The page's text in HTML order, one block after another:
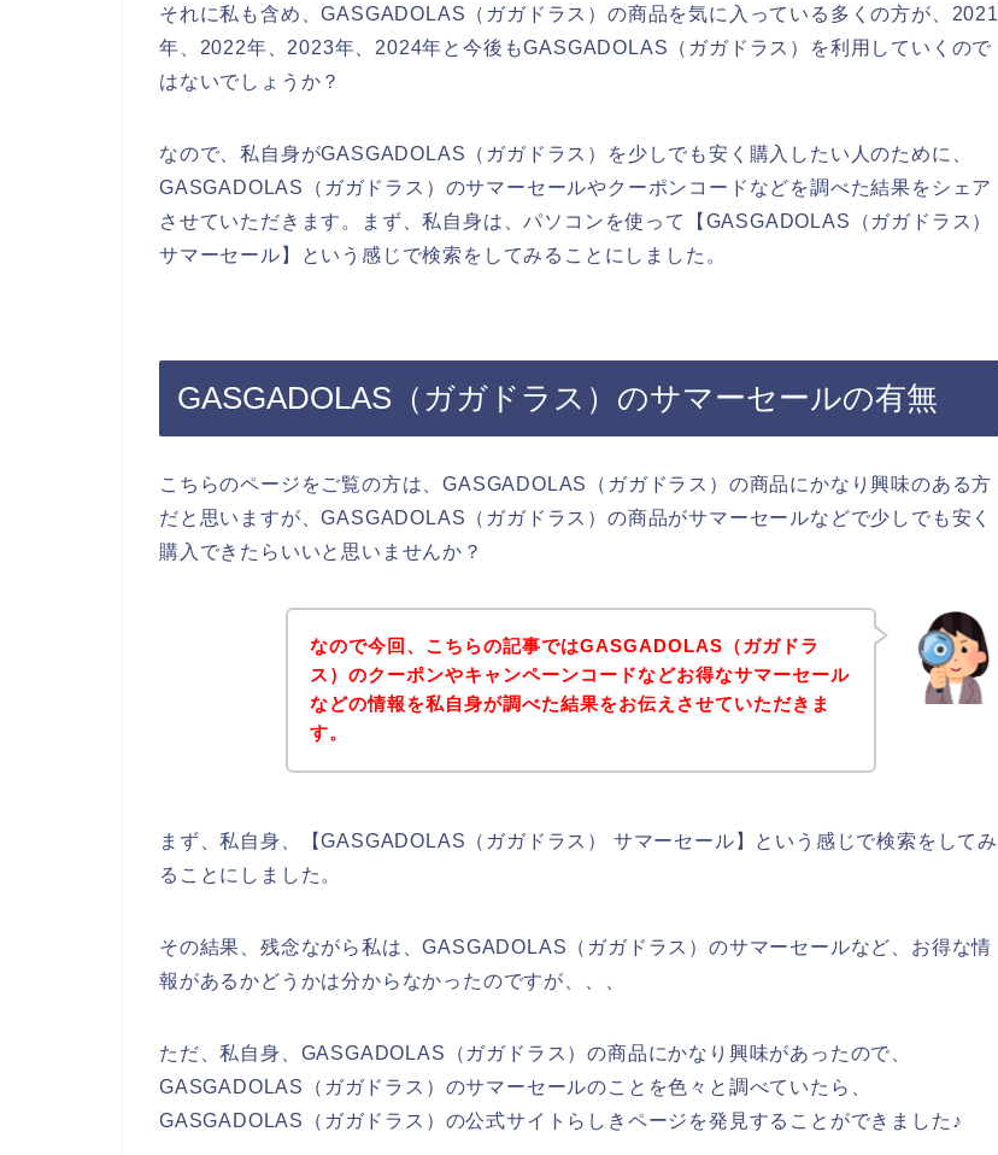
それに私も含め、GASGADOLAS（ガガドラス）の商品を気に入っている多くの方が、2021
年、2022年、2023年、2024年と今後もGASGADOLAS（ガガドラス）を利用していくので
はないでしょうか？
なので、私自身がGASGADOLAS（ガガドラス）を少しでも安く購入したい人のために、
GASGADOLAS（ガガドラス）のサマーセールやクーポンコードなどを調べた結果をシェア
させていただきます。まず、私自身は、パソコンを使って【GASGADOLAS（ガガドラス）
サマーセール】という感じで検索をしてみることにしました。
GASGADOLAS（ガガドラス）のサマーセールの有無
こちらのページをご覧の方は、GASGADOLAS（ガガドラス）の商品にかなり興味のある方
だと思いますが、GASGADOLAS（ガガドラス）の商品がサマーセールなどで少しでも安く
購入できたらいいと思いませんか？
なので今回、こちらの記事ではGASGADOLAS（ガガドラ
ス）のクーポンやキャンペーンコードなどお得なサマーセール
などの情報を私自身が調べた結果をお伝えさせていただきま
す。
まず、私自身、【GASGADOLAS（ガガドラス） サマーセール】という感じで検索をしてみ
ることにしました。
その結果、残念ながら私は、GASGADOLAS（ガガドラス）のサマーセールなど、お得な情
報があるかどうかは分からなかったのですが、、、
ただ、私自身、GASGADOLAS（ガガドラス）の商品にかなり興味があったので、
GASGADOLAS（ガガドラス）のサマーセールのことを色々と調べていたら、
GASGADOLAS（ガガドラス）の公式サイトらしきページを発見することができました♪